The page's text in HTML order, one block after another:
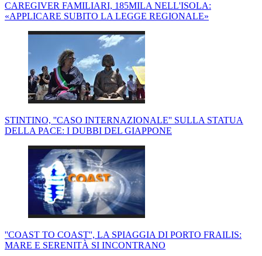
CAREGIVER FAMILIARI, 185MILA NELL'ISOLA:
«APPLICARE SUBITO LA LEGGE REGIONALE»
STINTINO, ''CASO INTERNAZIONALE'' SULLA STATUA
DELLA PACE: I DUBBI DEL GIAPPONE
''COAST TO COAST'', LA SPIAGGIA DI PORTO FRAILIS:
MARE E SERENITÀ SI INCONTRANO